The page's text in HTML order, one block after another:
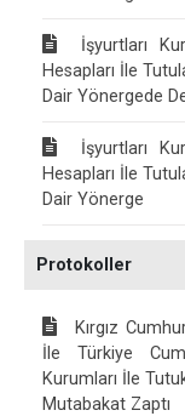
İşyurtları
Hesapları İle
Dair Yönergede
İşyurtları
Hesapları İle
Dair Yönerge
Protokoller
Kırgız
İle Türkiye
Kurumları İle
Mutabakat Zaptı